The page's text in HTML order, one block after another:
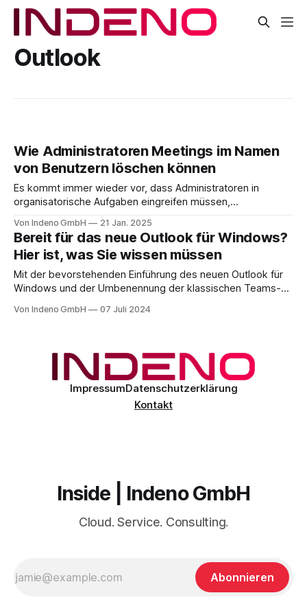
Outlook
Wie Administratoren Meetings im Namen
von Benutzern löschen können
Es kommt immer wieder vor, dass Administratoren in
organisatorische Aufgaben eingreifen müssen,
Benutzer geplant und organisiert wurden. Solche Eingriffe
werden notwendig, wenn der Benutzer aus verschiedenen
Gründen nicht mehr in der Lage ist, seine Meetings selbst
zu verwalten. Zum Beispiel könnte
Von Indeno GmbH 21 Jan. 2025
Bereit für das neue Outlook für Windows?
Hier ist, was Sie wissen müssen
Mit der bevorstehenden Einführung des neuen Outlook für
Windows und der Umbenennung der klassischen Teams-
Microsoft hat den Message Center Hinweis MC803006
bekannt als „Monarch“ Client) kurz
Von Indeno GmbH 07 Juli 2024
ImpressumDatenschutzerklärung
Kontakt
Inside | Indeno GmbH
Cloud. Service. Consulting.
Abonnieren